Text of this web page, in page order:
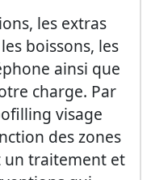
les extras
boissons, les
ainsi que
charge. Par
visage
des zones
un traitement et